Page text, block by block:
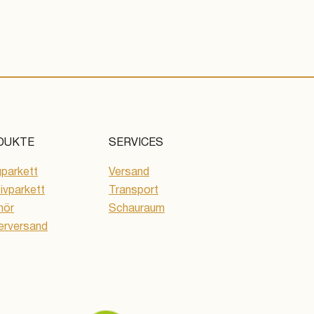
SERVICES
Versand
Transport
Schauraum